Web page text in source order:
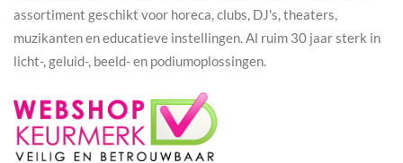
assortiment geschikt voor horeca, clubs, DJ's, theaters,
muzikanten en educatieve instellingen. Al ruim 30 jaar sterk in
licht-, geluid-, beeld- en podiumoplossingen.